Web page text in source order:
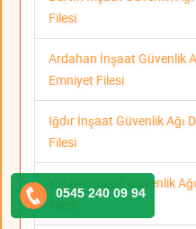
Filesi
Ardahan İnşaat Güvenlik
Emniyet Filesi
Iğdır İnşaat Güvenlik Ağı
Filesi
Yalova İnşaat Güvenlik
0545 240 09 94